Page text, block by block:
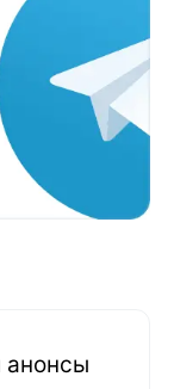
анонсы